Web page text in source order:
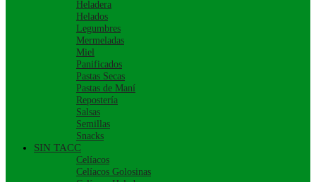
Heladera
Helados
Legumbres
Mermeladas
Miel
Panificados
Pastas Secas
Pastas de Maní
Repostería
Salsas
Semillas
Snacks
SIN TACC
Celíacos
Celíacos Golosinas